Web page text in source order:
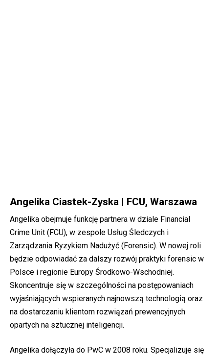
Angelika Ciastek-Zyska | FCU, Warszawa
Angelika obejmuje funkcję partnera w dziale Financial
Crime Unit (FCU), w zespole Usług Śledczych i
Zarządzania Ryzykiem Nadużyć (Forensic). W nowej roli
będzie odpowiadać za dalszy rozwój praktyki forensic w
Polsce i regionie Europy Środkowo-Wschodniej.
Skoncentruje się w szczególności na postępowaniach
wyjaśniających wspieranych najnowszą technologią oraz
na dostarczaniu klientom rozwiązań prewencyjnych
opartych na sztucznej inteligencji.
Angelika dołączyła do PwC w 2008 roku. Specjalizuje się